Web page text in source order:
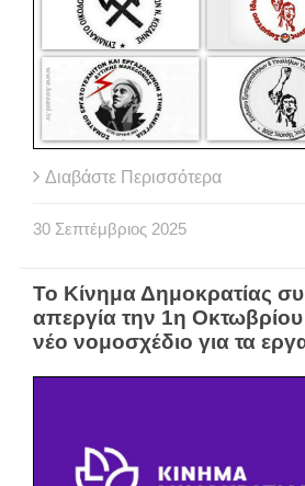
Διαβάστε Περισσότερα
30 Σεπτέμβριος 2025
Το Κίνημα Δημοκρατίας
απεργία την 1η Οκτωβρίου
νέο νομοσχέδιο για τα